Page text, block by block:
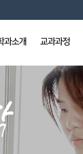
과소개 교과과정